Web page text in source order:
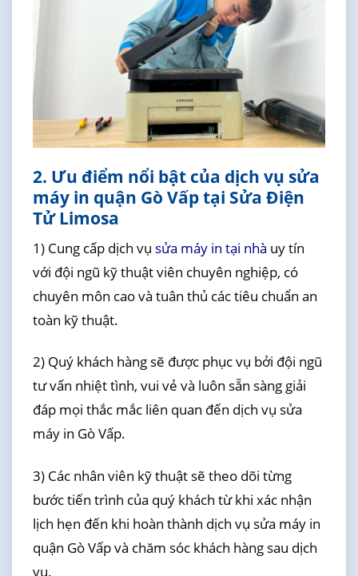
2. Ưu điểm nổi bật của dịch vụ sửa
máy in quận Gò Vấp tại Sửa Điện
Tử Limosa
1) Cung cấp dịch vụ sửa máy in tại nhà uy tín
với đội ngũ kỹ thuật viên chuyên nghiệp, có
chuyên môn cao và tuân thủ các tiêu chuẩn an
toàn kỹ thuật.
2) Quý khách hàng sẽ được phục vụ bởi đội ngũ
tư vấn nhiệt tình, vui vẻ và luôn sẵn sàng giải
đáp mọi thắc mắc liên quan đến dịch vụ sửa
máy in Gò Vấp.
3) Các nhân viên kỹ thuật sẽ theo dõi từng
bước tiến trình của quý khách từ khi xác nhận
lịch hẹn đến khi hoàn thành dịch vụ sửa máy in
quận Gò Vấp và chăm sóc khách hàng sau dịch
vụ.